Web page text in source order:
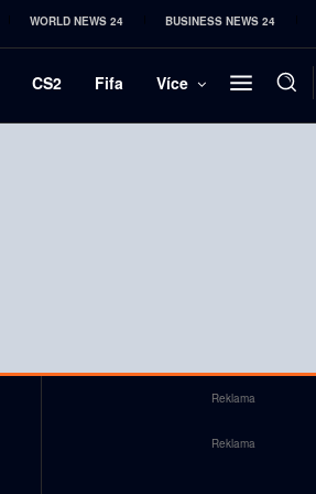
WORLD NEWS 24 BUSINESS NEWS 24
CS2 Fifa Více
Reklama
Reklama